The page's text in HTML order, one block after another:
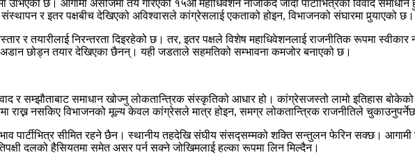
छ। आगामी असोजमा तय गरिएको १५औँ महाधिवेशन नजिकिँदै जाँदा पार्टीभित्रको विवाद
र इतर पक्षबीच देखिएको अविश्वासले कांग्रेसलाई एकताको होइन, विभाजनको संघारमा पुर्‍याएको छ।
र तयारीलाई निरन्तरता दिइरहेको छ। तर, इतर पक्षले विशेष महाधिवेशनलाई राजनीतिक रूपमा
छोड्न तयार देखिएका छैनन्। यही जडताले सहमतिको सम्भावना कमजोर बनाएको छ।
र सम्झौताबाट समाधान खोज्नु लोकतान्त्रिक संस्कृतिको आधार हो। कांग्रेसजस्तो लामो इतिहास बोकेको
राख्न नसकिए विभाजनको मूल्य केवल कांग्रेसले मात्र होइन, समग्र लोकतान्त्रिक राजनीतिले
पार्टीभित्र सीमित रहने छैन। स्थानीय तहदेखि संघीय संसद्सम्मको शक्ति सन्तुलन फेरिन सक्छ। आगामी
दलको हैसियतमा समेत असर पर्न सक्ने जोखिमलाई हल्का रूपमा लिन मिल्दैन।